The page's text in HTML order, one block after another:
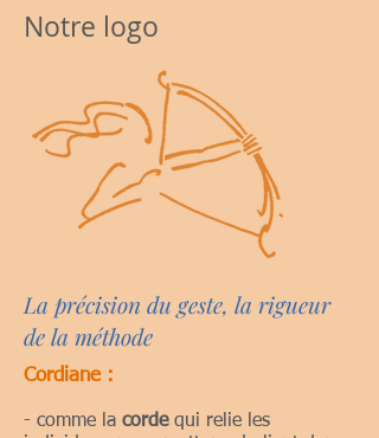
Notre logo
La précision du geste, la rigueur
de la méthode
Cordiane :
- comme la corde qui relie les